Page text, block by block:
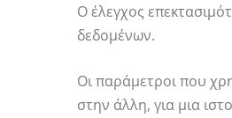
Ο έλεγχος
δεδομένων.
Οι παράμετροι που
στην άλλη, για μια